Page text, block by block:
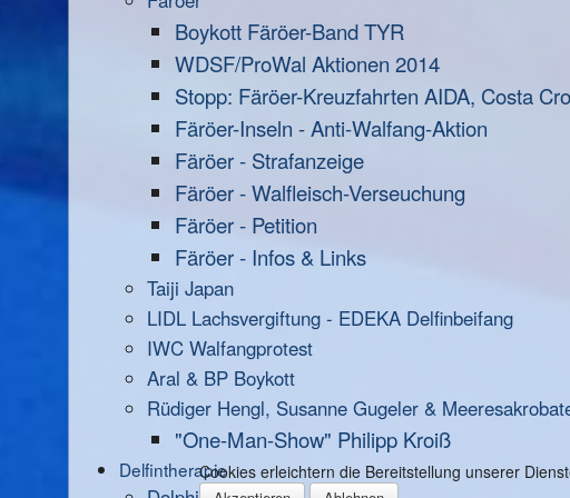
Boykott Färöer-Band TYR
WDSF/ProWal Aktionen 2014
Stopp: Färöer-Kreuzfahrten AIDA, Costa
Färöer-Inseln - Anti-Walfang-Aktion
Färöer - Strafanzeige
Färöer - Walfleisch-Verseuchung
Färöer - Petition
Färöer - Infos & Links
Taiji Japan
LIDL Lachsvergiftung - EDEKA Delfinbeifang
IWC Walfangprotest
Aral & BP Boykott
Rüdiger Hengl, Susanne Gugeler &
"One-Man-Show" Philipp Kroiß
DelfintherapieCookies erleichtern die Bereitstellung unserer